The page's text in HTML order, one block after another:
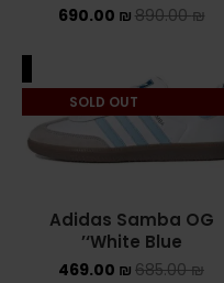
890.00₪
690.00 ₪
SOLD OUT
Adidas Samba OG
‘White Blue’
685.00₪
469.00 ₪